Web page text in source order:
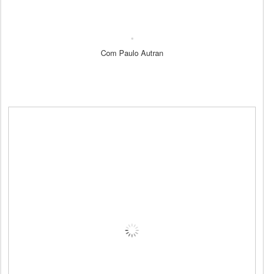
Com Paulo Autran